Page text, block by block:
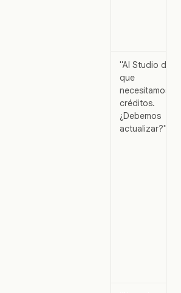
"AI Studio dice
que
necesitamos
créditos.
¿Debemos
actualizar?"